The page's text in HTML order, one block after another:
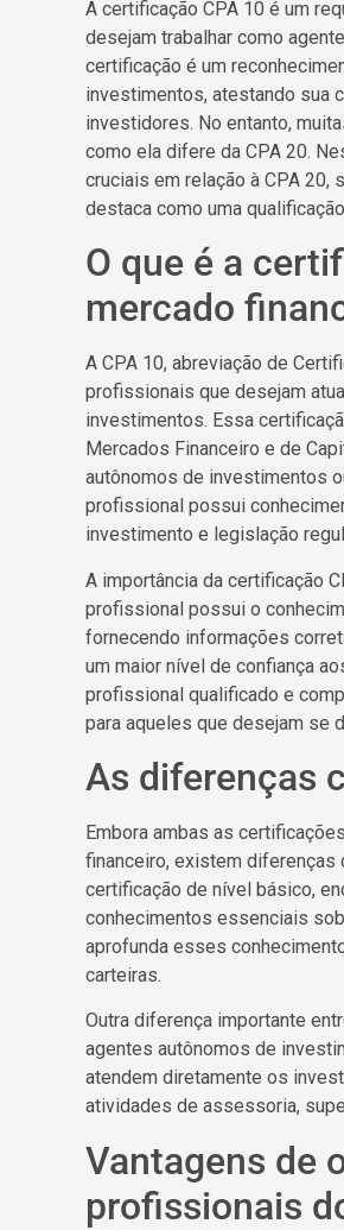
A certificação CPA 10 é um
desejam trabalhar como
certificação é um
investimentos, atestando sua
investidores. No entanto,
como ela difere da CPA 20.
cruciais em relação à CPA
destaca como uma
O que é a
mercado
A CPA 10, abreviação de
profissionais que desejam
investimentos. Essa
Mercados Financeiro e de
autônomos de investimentos
profissional possui
investimento e legislação
A importância da certificação
profissional possui o
fornecendo informações
um maior nível de confiança
profissional qualificado e
para aqueles que desejam se
As diferenças
Embora ambas as
financeiro, existem diferenças
certificação de nível básico,
conhecimentos essenciais
aprofunda esses
carteiras.
Outra diferença importante
agentes autônomos de
atendem diretamente os
atividades de assessoria,
Vantagens de
profissionais